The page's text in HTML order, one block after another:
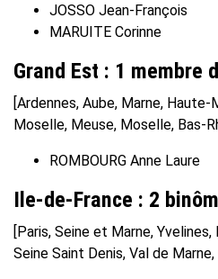
JOSSO Jean-François
MARUITE Corinne
Grand Est : 1 membre
[Ardennes, Aube, Marne,
Moselle, Meuse, Moselle, Bas-
ROMBOURG Anne Laure
Ile-de-France : 2
[Paris, Seine et Marne,
Seine Saint Denis, Val de Marne,